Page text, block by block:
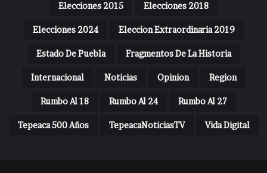
Elecciones 2015 Elecciones 2018
Elecciones 2024 Eleccion Extraordinaria 2019
Estado De Puebla Fragmentos De La Historia
Internacional Noticias Opinion Region
Rumbo Al 18 Rumbo Al 24 Rumbo Al 27
Tepeaca 500 Años TepeacaNoticiasTV Vida Digital